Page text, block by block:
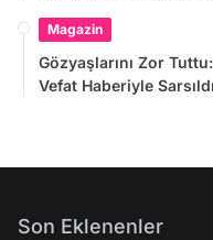
Magazin
Gözyaşlarını Zor
Vefat Haberiyle Sarsıldı
Son Eklenenler